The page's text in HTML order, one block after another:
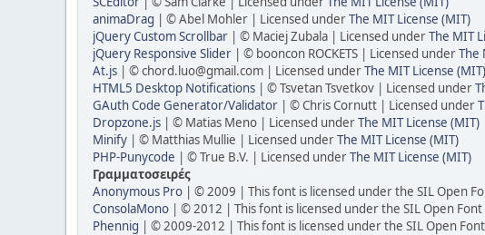
animaDrag | © Abel Mohler | Licensed underThe MIT License (MIT)
jQuery Custom Scrollbar | © Maciej Zubala | Licensed underThe MIT
jQuery Responsive Slider | © booncon ROCKETS | Licensed underThe
At.js | ©chord.luo@gmail.com | Licensed underThe MIT License (MIT)
HTML5 Desktop Notifications | © Tsvetan Tsvetkov | Licensed under
GAuth Code Generator/Validator | © Chris Cornutt | Licensed under
Dropzone.js | © Matias Meno | Licensed underThe MIT License (MIT)
Minify | © Matthias Mullie | Licensed underThe MIT License (MIT)
PHP-Punycode | © True B.V. | Licensed underThe MIT License (MIT)
Γραμματοσειρές
Anonymous Pro | © 2009 | This font is licensed under the SIL Open
ConsolaMono | © 2012 | This font is licensed under the SIL Open Font
Phennig | © 2009-2012 | This font is licensed under the SIL Open